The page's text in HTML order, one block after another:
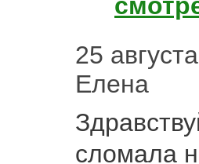
25
Елена
сломала